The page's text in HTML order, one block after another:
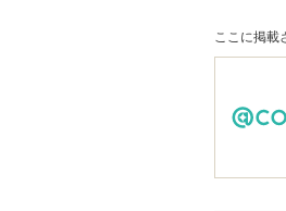
ここに掲載